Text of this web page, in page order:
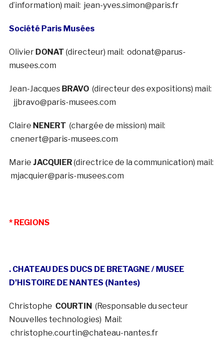
d’information) mail: jean-yves.simon@paris.fr
Société Paris Musées
Olivier DONAT (directeur) mail: odonat@parus-
musees.com
Jean-Jacques BRAVO(directeur des expositions) mail:
jjbravo@paris-musees.com
Claire NENERT (chargée de mission) mail:
cnenert@paris-musees.com
Marie JACQUIER(directrice de la communication) mail:
mjacquier@paris-musees.com
* REGIONS
. CHATEAU DES DUCS DE BRETAGNE / MUSEE
D’HISTOIRE DE NANTES (Nantes)
Christophe COURTIN (Responsable du secteur
Nouvelles technologies) Mail:
christophe.courtin@chateau-nantes.fr